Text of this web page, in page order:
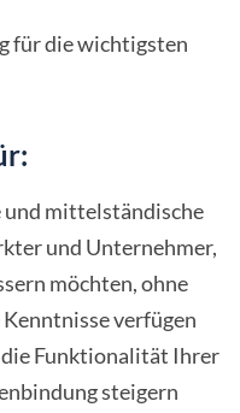
für die wichtigsten
und mittelständische
und Unternehmer,
möchten, ohne
verfügen
die Funktionalität Ihrer
steigern